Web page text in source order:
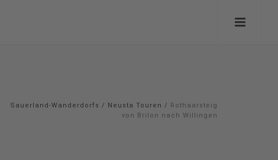
Sauerland-Wanderdorfs / Neusta Touren / Rothaarsteig
von Brilon nach Willingen